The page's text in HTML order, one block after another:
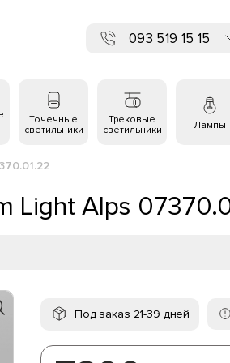
093 519 15 15
Точечные
светильники
Трековые
светильники
Лампы
Light Alps
Под заказ 21-39 дней